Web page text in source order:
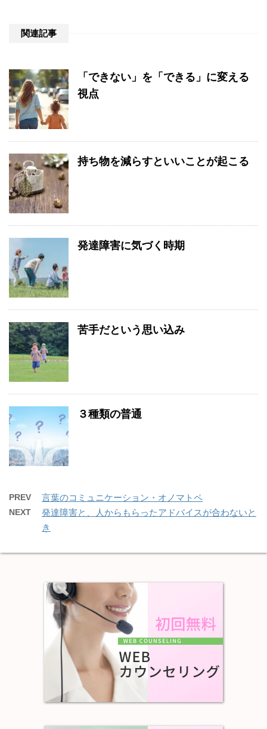
関連記事
「できない」を「できる」に変える
視点
持ち物を減らすといいことが起こる
発達障害に気づく時期
苦手だという思い込み
３種類の普通
PREV 言葉のコミュニケーション・オノマトペ
NEXT
発達障害と、人からもらったアドバイスが合わないと
き